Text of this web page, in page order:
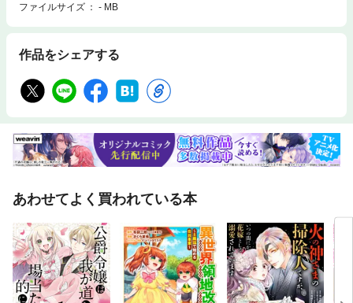
ファイルサイズ
- MB
作品をシェアする
あわせてよく買われている本